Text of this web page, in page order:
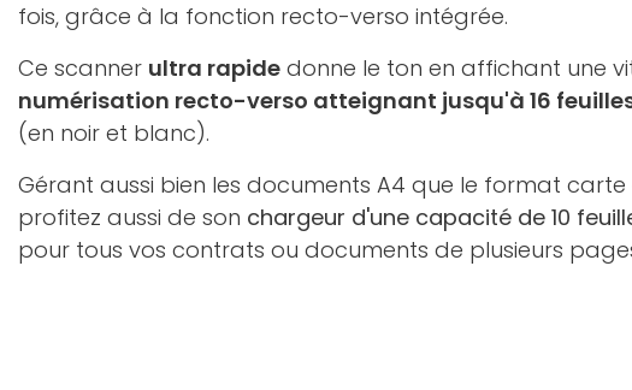
fois, grâce à la fonction recto-verso intégrée.
Ce scanner ultra rapide donne le ton en affichant une
numérisation recto-verso atteignant jusqu'à 16
(en noir et blanc).
Gérant aussi bien les documents A4 que le format carte
profitez aussi de son chargeur d'une capacité de 10
pour tous vos contrats ou documents de plusieurs